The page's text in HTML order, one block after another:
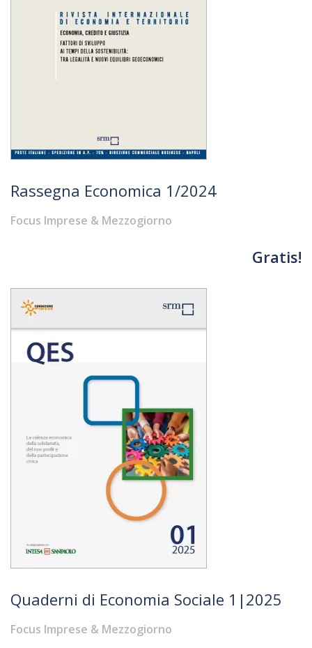
Rassegna Economica 1/2024
Focus Imprese & Mezzogiorno
Gratis!
Quaderni di Economia Sociale 1|2025
Focus Imprese & Mezzogiorno